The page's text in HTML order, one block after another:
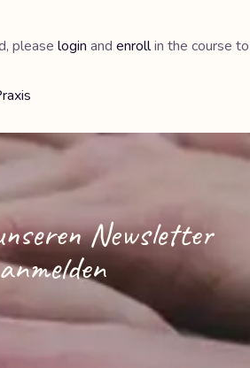
please login and enrollin the course to
Newsletter